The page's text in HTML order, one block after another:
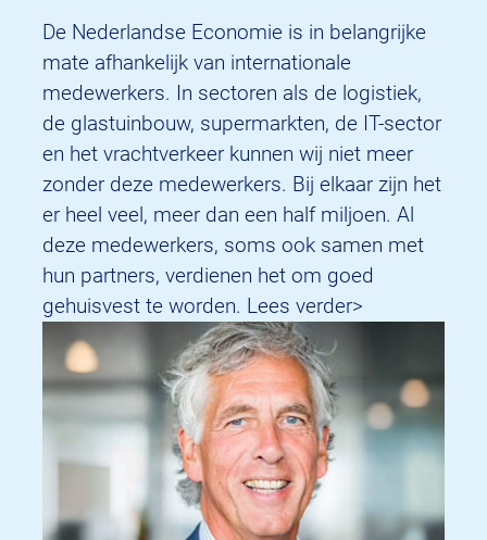
De Nederlandse Economie is in belangrijke
mate afhankelijk van internationale
medewerkers. In sectoren als de logistiek,
de glastuinbouw, supermarkten, de IT-sector
en het vrachtverkeer kunnen wij niet meer
zonder deze medewerkers. Bij elkaar zijn het
er heel veel, meer dan een half miljoen. Al
deze medewerkers, soms ook samen met
hun partners, verdienen het om goed
gehuisvest te worden. Lees verder>